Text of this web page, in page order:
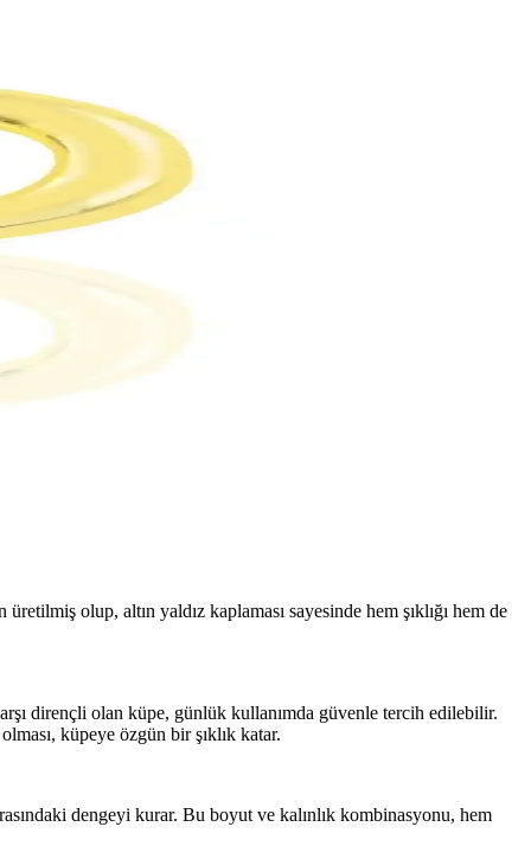
olup, altın yaldız kaplaması sayesinde hem şıklığı hem de
dirençli olan küpe, günlük kullanımda güvenle tercih edilebilir.
küpeye özgün bir şıklık katar.
dengeyi kurar. Bu boyut ve kalınlık kombinasyonu, hem